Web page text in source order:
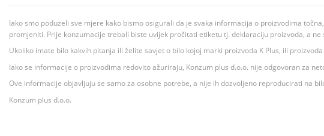
Iako smo poduzeli sve mjere kako bismo osigurali da je svaka informacija o proizvodima
promjeniti. Prije konzumacije trebali biste uvijek pročitati etiketu tj. deklaraciju proizvoda, a
Ukoliko imate bilo kakvih pitanja ili želite savjet o bilo kojoj marki proizvoda K Plus, ili
Iako se informacije o proizvodima redovito ažuriraju, Konzum plus d.o.o. nije odgovoran za
Ove informacije objavljuju se samo za osobne potrebe, a nije ih dozvoljeno reproducirati na
Konzum plus d.o.o.